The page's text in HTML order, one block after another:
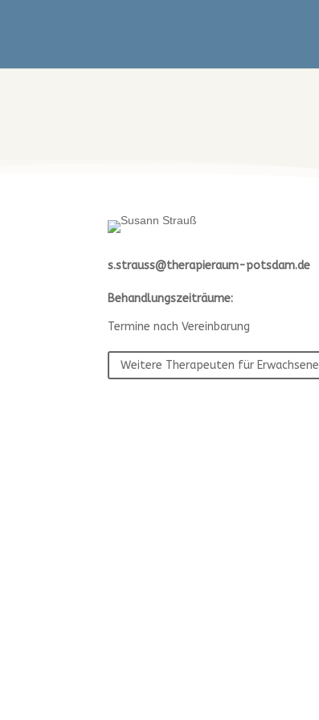
s.strauss@therapieraum-potsdam.de
Behandlungszeiträume:
Termine nach Vereinbarung
Weitere Therapeuten für Erwachsene